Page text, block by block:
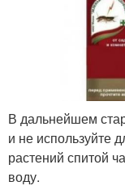
В дальнейшем
и не используйте
растений спитой
воду.